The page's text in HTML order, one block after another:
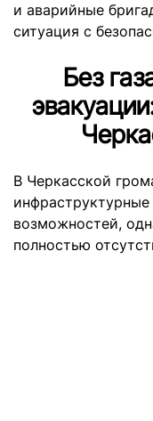
и аварийные
ситуация с
Без
В Черкасской
возможностей,
полностью